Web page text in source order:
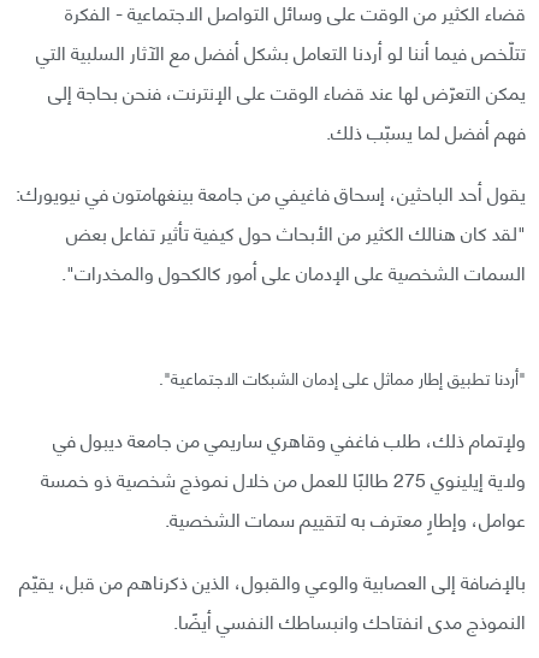
قضاء الكثير من الوقت على وسائل التواصل الاجتماعية - الفكرة
تتلّخص فيما أننا لو أردنا التعامل بشكل أفضل مع الآثار السلبية التي
يمكن التعرّض لها عند قضاء الوقت على الإنترنت، فنحن بحاجة إلى
فهم أفضل لما يسبّب ذلك.
يقول أحد الباحثين، إسحاق فاغيفي من جامعة بينغهامتون في نيويورك:
"لقد كان هنالك الكثير من الأبحاث حول كيفية تأثير تفاعل بعض
السمات الشخصية على الإدمان على أمور كالكحول والمخدرات".
"أردنا تطبيق إطار مماثل على إدمان الشبكات الاجتماعية".
ولإتمام ذلك، طلب فاغفي وقاهري ساريمي من جامعة ديبول في
ولاية إيلينوي 275 طالبًا للعمل من خلال نموذج شخصية ذو خمسة
عوامل، وإطارِ معترف به لتقييم سمات الشخصية.
بالإضافة إلى العصابية والوعي والقبول، الذين ذكرناهم من قبل، يقيّم
النموذج مدى انفتاحك وانبساطك النفسي أيضًا.